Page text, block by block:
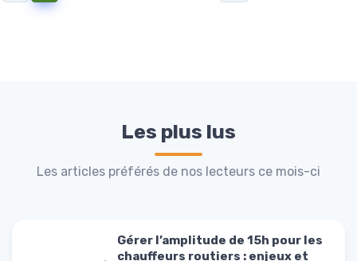
Les plus lus
Les articles préférés de nos lecteurs ce mois-ci
Gérer l’amplitude de 15h pour les
chauffeurs routiers : enjeux et